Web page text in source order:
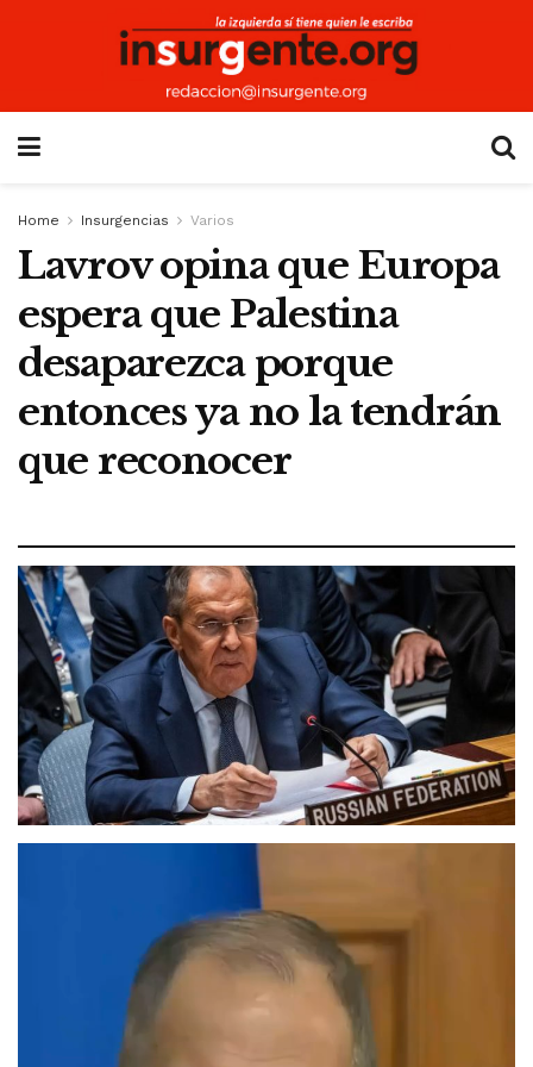
Home Insurgencias Varios
Lavrov opina que Europa
espera que Palestina
desaparezca porque
entonces ya no la tendrán
que reconocer